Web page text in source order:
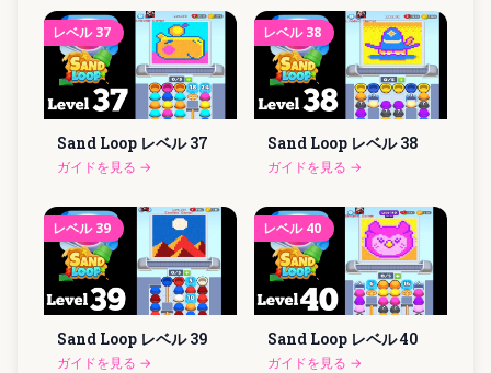
レベル 37
Sand Loop レベル 37
ガイドを見る →
レベル 38
Sand Loop レベル 38
ガイドを見る →
レベル 39
Sand Loop レベル 39
ガイドを見る →
レベル 40
Sand Loop レベル40
ガイドを見る →